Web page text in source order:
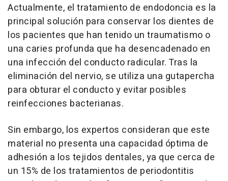
Actualmente, el tratamiento de endodoncia es la
principal solución para conservar los dientes de
los pacientes que han tenido un traumatismo o
una caries profunda que ha desencadenado en
una infección del conducto radicular. Tras la
eliminación del nervio, se utiliza una gutapercha
para obturar el conducto y evitar posibles
reinfecciones bacterianas.
Sin embargo, los expertos consideran que este
material no presenta una capacidad óptima de
adhesión a los tejidos dentales, ya que cerca de
un 15% de los tratamientos de periodontitis